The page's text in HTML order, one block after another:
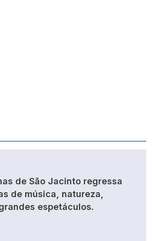
de São Jacinto regressa
de música, natureza,
espetáculos.